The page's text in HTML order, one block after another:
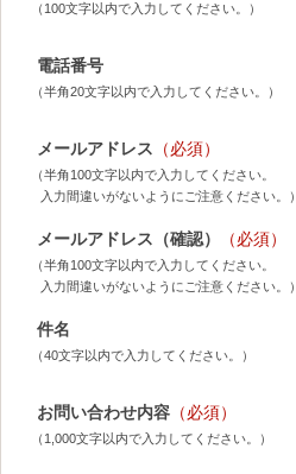
（100文字以内で入力してください。）
電話番号
（半角20文字以内で入力してください。）
メールアドレス （必須）
（半角100文字以内で入力してください。
入力間違いがないようにご注意ください。）
メールアドレス（確認） （必須）
（半角100文字以内で入力してください。
入力間違いがないようにご注意ください。）
件名
（40文字以内で入力してください。）
お問い合わせ内容 （必須）
（1,000文字以内で入力してください。）